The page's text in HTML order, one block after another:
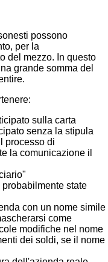
possono
per la
del mezzo. In questo
grande somma del
sulla carta
senza la stipula
processo di
la comunicazione il
state
con un nome simile
come
modifiche nel nome
dei soldi, se il nome